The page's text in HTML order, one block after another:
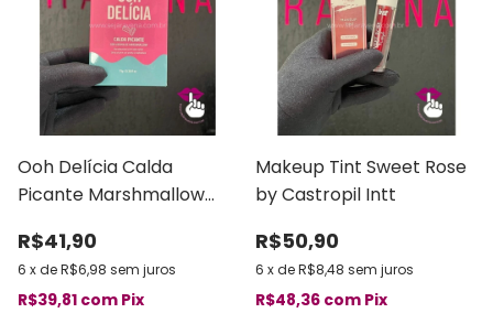
Ooh Delícia Calda
Picante Marshmallow
R$41,90
6 xdeR$6,98 sem juros
R$39,81 com Pix
Makeup Tint Sweet Rose
by Castropil Intt
R$50,90
6 xdeR$8,48 sem juros
R$48,36 com Pix